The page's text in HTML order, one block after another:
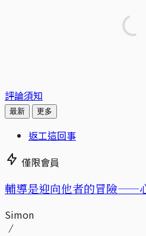
評論須知
最新 更多
返工這回事
僅限會員
輔導是迎向他者的冒險——
Simon